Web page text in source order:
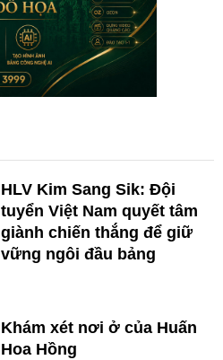
HLV Kim Sang Sik: Đội
tuyển Việt Nam quyết tâm
giành chiến thắng để giữ
vững ngôi đầu bảng
Khám xét nơi ở của Huấn
Hoa Hồng